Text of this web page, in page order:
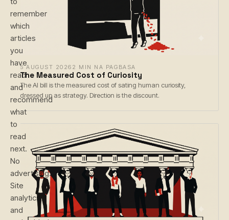
6 AUGUST 2026 2 MIN NA PAGBASA
The Measured Cost of Curiosity
The AI bill is the measured cost of sating human curiosity,
dressed up as strategy. Direction is the discount.
remember
which
articles
you
have
read
and
recommend
what
to
read
next.
No
advertising.
Site
analytics
and